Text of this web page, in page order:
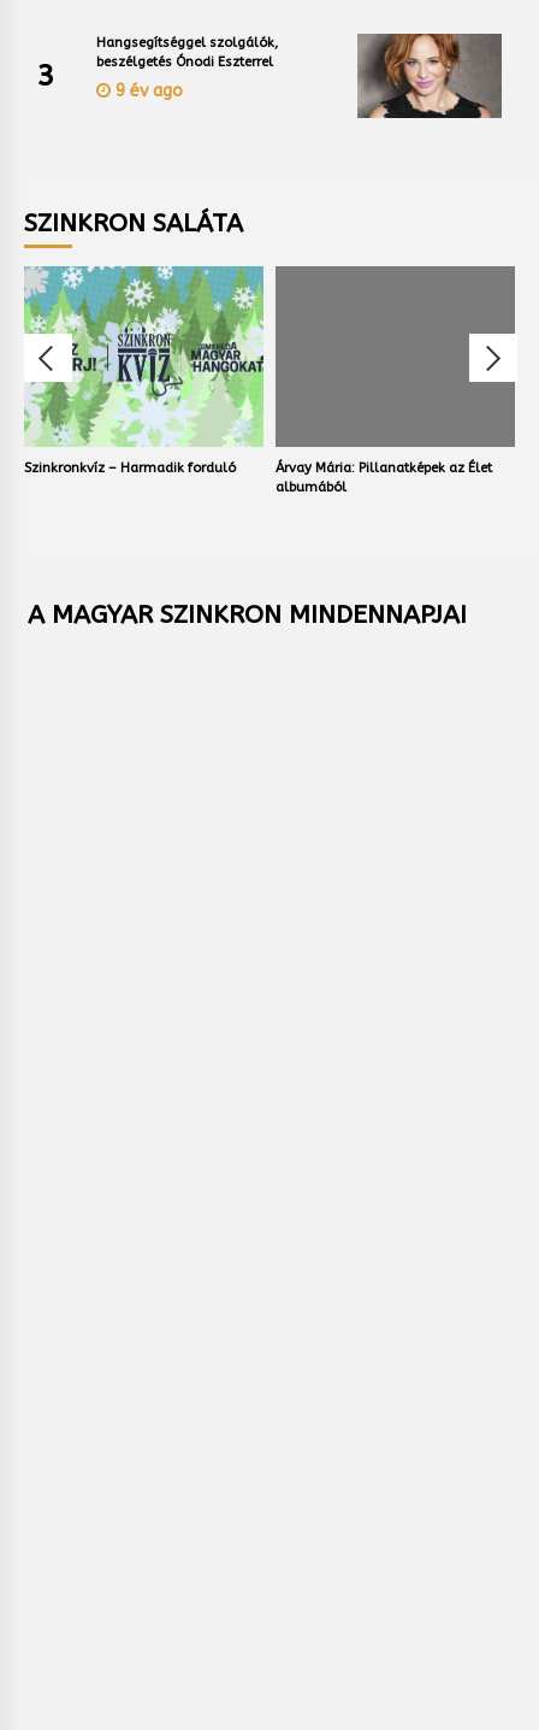
3
Hangsegítséggel szolgálók,
beszélgetés Ónodi Eszterrel
9 év ago
SZINKRON SALÁTA
Szinkronkvíz – Harmadik forduló
Árvay Mária: Pillanatképek az Élet
albumából
A MAGYAR SZINKRON MINDENNAPJAI